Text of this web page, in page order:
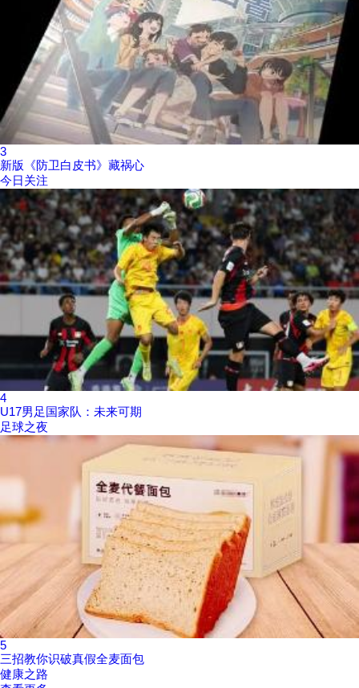
3
新版《防卫白皮书》藏祸心
今日关注
4
U17男足国家队：未来可期
足球之夜
5
三招教你识破真假全麦面包
健康之路